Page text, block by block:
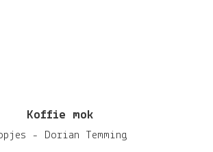
Koffie mok
- Dorian Temming